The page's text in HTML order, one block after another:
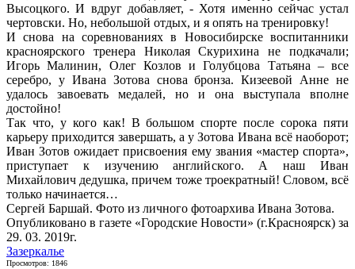
Высоцкого. И вдруг добавляет, - Хотя именно сейчас устал
чертовски. Но, небольшой отдых, и я опять на тренировку!
И снова на соревнованиях в Новосибирске воспитанники
красноярского тренера Николая Скурихина не подкачали;
Игорь Малинин, Олег Козлов и Голубцова Татьяна – все
серебро, у Ивана Зотова снова бронза. Кизеевой Анне не
удалось завоевать медалей, но и она выступала вполне
достойно!
Так что, у кого как! В большом спорте после сорока пяти
карьеру приходится завершать, а у Зотова Ивана всё наоборот;
Иван Зотов ожидает присвоения ему звания «мастер спорта»,
приступает к изучению английского. А наш Иван
Михайлович дедушка, причем тоже троекратный! Словом, всё
только начинается…
Сергей Баршай. Фото из личного фотоархива Ивана Зотова.
Опубликовано в газете «Городские Новости» (г.Красноярск) за
29. 03. 2019г.
Зазеркалье
Просмотров: 1846